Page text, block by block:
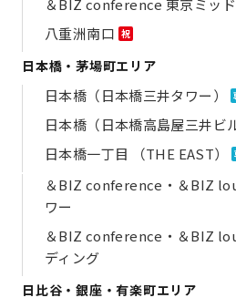
＆BIZ conference 東京ミッ
八重洲南口 祝
日本橋・茅場町エリア
日本橋（日本橋三井タワー）
日本橋（日本橋高島屋三井ビル
日本橋一丁目 （THE EAST）
＆BIZ conference・＆BIZ
ワー
＆BIZ conference・＆BIZ
ディング
日比谷・銀座・有楽町エリア